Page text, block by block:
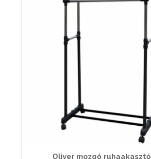
Oliver mozgó ruhaakasztó